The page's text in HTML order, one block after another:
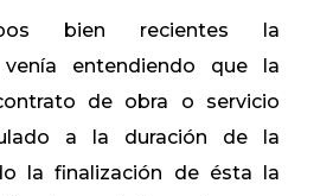
bien recientes la
venía entendiendo que la
de obra o servicio
a la duración de la
la finalización de ésta la